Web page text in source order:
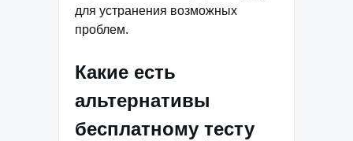
для устранения возможных
проблем.
Какие есть
альтернативы
бесплатному тесту